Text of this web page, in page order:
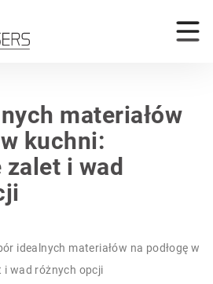
materiałów
kuchni:
i wad
idealnych materiałów na podłogę w
i wad różnych opcji